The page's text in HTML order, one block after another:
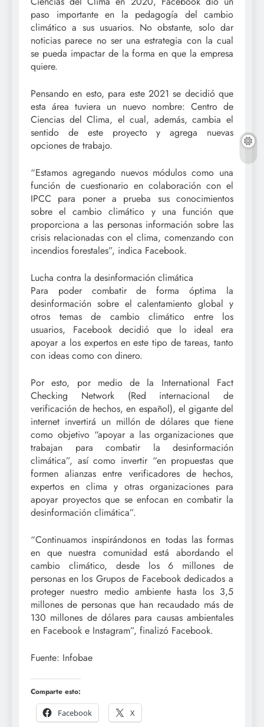
paso importante en la pedagogía del cambio
climático a sus usuarios. No obstante, solo dar
noticias parece no ser una estrategia con la cual
se pueda impactar de la forma en que la empresa
quiere.
Pensando en esto, para este 2021 se decidió que
esta área tuviera un nuevo nombre: Centro de
Ciencias del Clima, el cual, además, cambia el
sentido de este proyecto y agrega nuevas
opciones de trabajo.
“Estamos agregando nuevos módulos como una
función de cuestionario en colaboración con el
IPCC para poner a prueba sus conocimientos
sobre el cambio climático y una función que
proporciona a las personas información sobre las
crisis relacionadas con el clima, comenzando con
incendios forestales”, indica Facebook.
Lucha contra la desinformación climática
Para poder combatir de forma óptima la
desinformación sobre el calentamiento global y
otros temas de cambio climático entre los
usuarios, Facebook decidió que lo ideal era
apoyar a los expertos en este tipo de tareas, tanto
con ideas como con dinero.
Por esto, por medio de la International Fact
Checking Network (Red internacional de
verificación de hechos, en español), el gigante del
internet invertirá un millón de dólares que tiene
como objetivo “apoyar a las organizaciones que
trabajan para combatir la desinformación
climática”, así como invertir “en propuestas que
formen alianzas entre verificadores de hechos,
expertos en clima y otras organizaciones para
apoyar proyectos que se enfocan en combatir la
desinformación climática”.
“Continuamos inspirándonos en todas las formas
en que nuestra comunidad está abordando el
cambio climático, desde los 6 millones de
personas en los Grupos de Facebook dedicados a
proteger nuestro medio ambiente hasta los 3,5
millones de personas que han recaudado más de
130 millones de dólares para causas ambientales
en Facebook e Instagram”, finalizó Facebook.
Fuente: Infobae
Comparte esto:
Facebook
X